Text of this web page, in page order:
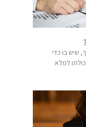
שיש בו כדי
למלא